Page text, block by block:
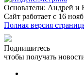
Основатели: Андрей
Сайт работает с 16
Полная версия
Подпишитесь
чтобы получать